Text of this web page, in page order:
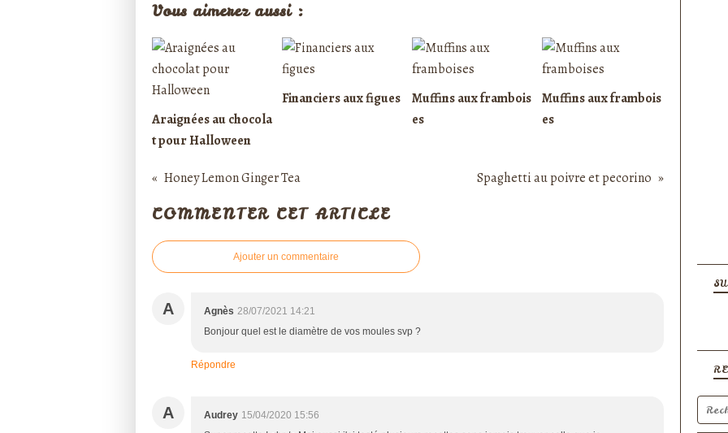
Vous aimerez aussi :
Araignées au chocola
t pour Halloween
Financiers aux figues
Muffins aux frambois
es
Muffins aux frambois
es
Honey Lemon Ginger Tea Spaghetti au poivre et pecorino
COMMENTER CET ARTICLE
Ajouter un commentaire
A Agnès 28/07/2021 14:21
Bonjour quel est le diamètre de vos moules svp ?
Répondre
A Audrey 15/04/2020 15:56